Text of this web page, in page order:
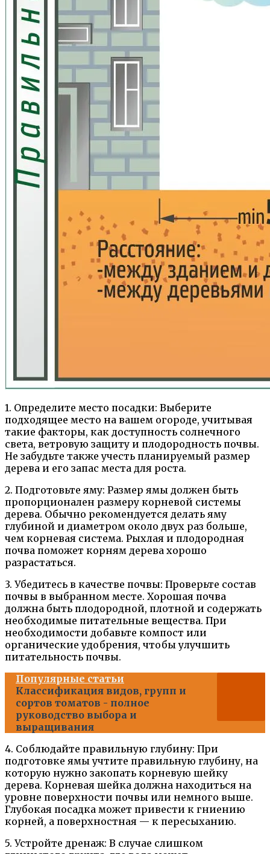
1. Определите место посадки: Выберите
подходящее место на вашем огороде, учитывая
такие факторы, как доступность солнечного
света, ветровую защиту и плодородность почвы.
Не забудьте также учесть планируемый размер
дерева и его запас места для роста.
2. Подготовьте яму: Размер ямы должен быть
пропорционален размеру корневой системы
дерева. Обычно рекомендуется делать яму
глубиной и диаметром около двух раз больше,
чем корневая система. Рыхлая и плодородная
почва поможет корням дерева хорошо
разрастаться.
3. Убедитесь в качестве почвы: Проверьте состав
почвы в выбранном месте. Хорошая почва
должна быть плодородной, плотной и содержать
необходимые питательные вещества. При
необходимости добавьте компост или
органические удобрения, чтобы улучшить
питательность почвы.
Популярные статьи
Классификация видов, групп и
сортов томатов - полное
руководство выбора и
выращивания
4. Соблюдайте правильную глубину: При
подготовке ямы учтите правильную глубину, на
которую нужно закопать корневую шейку
дерева. Корневая шейка должна находиться на
уровне поверхности почвы или немного выше.
Глубокая посадка может привести к гниению
корней, а поверхностная — к пересыханию.
5. Устройте дренаж: В случае слишком